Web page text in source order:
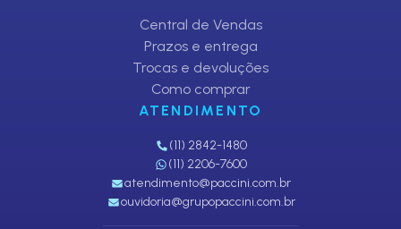
Central de Vendas
Prazos e entrega
Trocas e devoluções
Como comprar
ATENDIMENTO
(11) 2842-1480
(11) 2206-7600
atendimento@paccini.com.br
ouvidoria@grupopaccini.com.br